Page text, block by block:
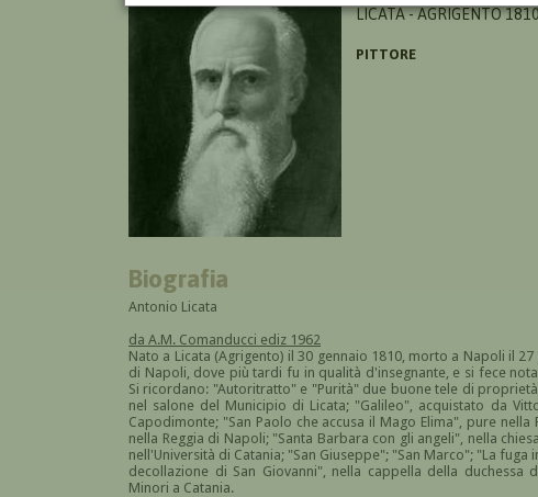
LICATA - AGRIGENTO
PITTORE
Biografia
Antonio Licata
da A.M. Comanducci ediz 1962
Nato a Licata (Agrigento) il 30 gennaio 1810, morto a Napoli il
di Napoli, dove più tardi fu in qualità d'insegnante, e si fece
Si ricordano: "Autoritratto" e "Purità" due buone tele di
nel salone del Municipio di Licata; "Galileo", acquistato da
Capodimonte; "San Paolo che accusa il Mago Elima", pure
nella Reggia di Napoli; "Santa Barbara con gli angeli", nella
nell'Università di Catania; "San Giuseppe"; "San Marco"; "La
decollazione di San Giovanni", nella cappella della duchessa
Minori a Catania.